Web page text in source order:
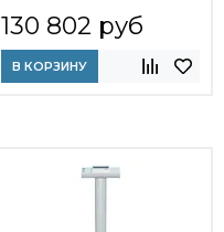
130 802 руб
В КОРЗИНУ